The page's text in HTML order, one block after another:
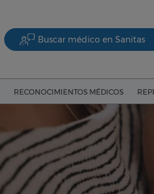
Buscar médico en Sanitas
RECONOCIMIENTOS MÉDICOS